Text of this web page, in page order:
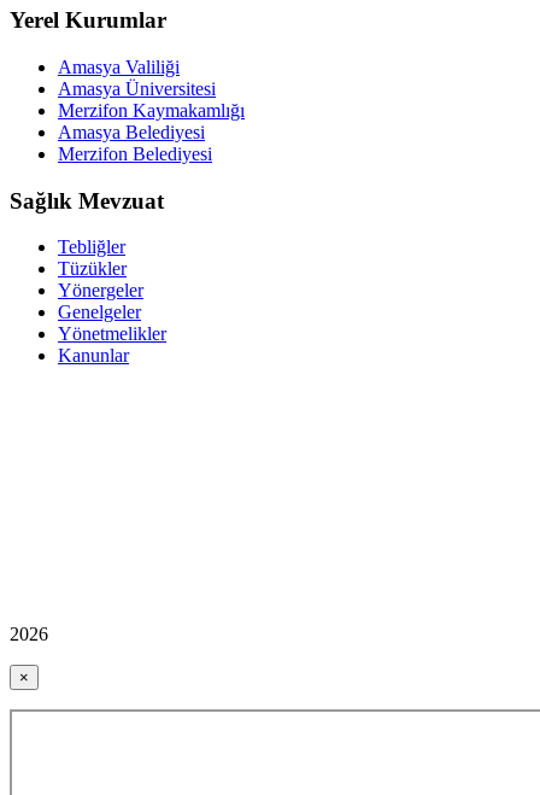
Yerel Kurumlar
Amasya Valiliği
Amasya Üniversitesi
Merzifon Kaymakamlığı
Amasya Belediyesi
Merzifon Belediyesi
Sağlık Mevzuat
Tebliğler
Tüzükler
Yönergeler
Genelgeler
Yönetmelikler
Kanunlar
2026
×